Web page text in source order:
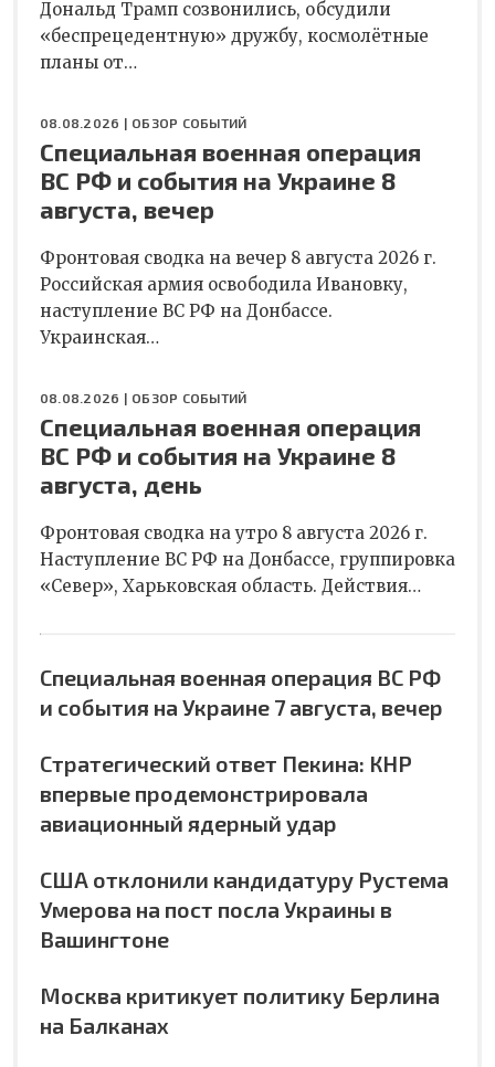
Дональд Трамп созвонились, обсудили
«беспрецедентную» дружбу, космолётные
планы от…
08.08.2026 | ОБЗОР СОБЫТИЙ
Специальная военная операция
ВС РФ и события на Украине 8
августа, вечер
Фронтовая сводка на вечер 8 августа 2026 г.
Российская армия освободила Ивановку,
наступление ВС РФ на Донбассе.
Украинская…
08.08.2026 | ОБЗОР СОБЫТИЙ
Специальная военная операция
ВС РФ и события на Украине 8
августа, день
Фронтовая сводка на утро 8 августа 2026 г.
Наступление ВС РФ на Донбассе, группировка
«Север», Харьковская область. Действия…
Специальная военная операция ВС РФ
и события на Украине 7 августа, вечер
Стратегический ответ Пекина: КНР
впервые продемонстрировала
авиационный ядерный удар
США отклонили кандидатуру Рустема
Умерова на пост посла Украины в
Вашингтоне
Москва критикует политику Берлина
на Балканах